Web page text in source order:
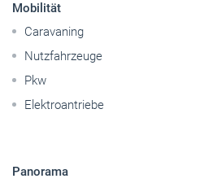
Mobilität
Caravaning
Nutzfahrzeuge
Pkw
Elektroantriebe
Panorama